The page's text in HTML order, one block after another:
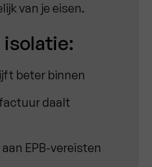
van je eisen.
beter binnen
daalt
EPB-vereisten